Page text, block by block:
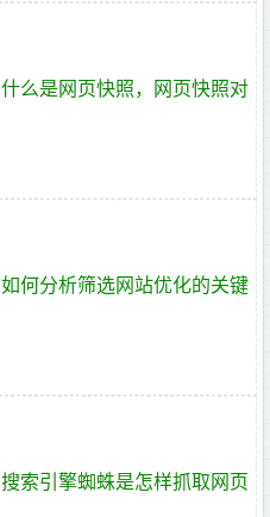
什么是网页快照，网页快照对
如何分析筛选网站优化的关键
搜索引擎蜘蛛是怎样抓取网页